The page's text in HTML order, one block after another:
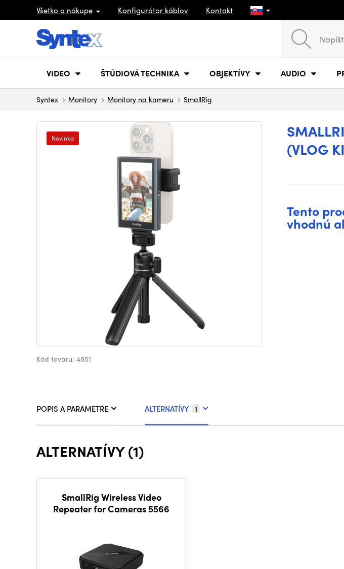
Všetko o nákupe Konfigurátor káblov Kontakt
VIDEO ŠTÚDIOVÁ TECHNIKA OBJEKTÍVY AUDIO
Syntex Monitory Monitory na kameru SmallRig
(VLOG
Novinka
Kód tovaru: 4851
Tento
vhodnú
POPIS A PARAMETRE ALTERNATÍVY 1
ALTERNATÍVY (1)
SmallRig Wireless Video
Repeater for Cameras 5566